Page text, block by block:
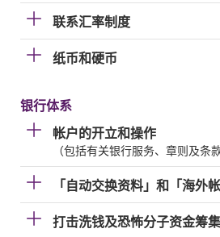
联系汇率制度
纸币和硬币
银行体系
帐户的开立和操作
（包括有关银行服务、章则及条
「自动交换资料」和「海外
打击洗钱及恐怖分子资金筹集